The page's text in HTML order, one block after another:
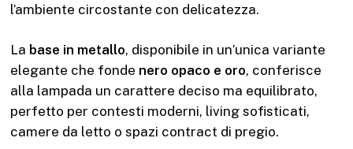
l’ambiente circostante con delicatezza.
La base in metallo, disponibile in un’unica variante
elegante che fonde nero opaco e oro, conferisce
alla lampada un carattere deciso ma equilibrato,
perfetto per contesti moderni, living sofisticati,
camere da letto o spazi contract di pregio.